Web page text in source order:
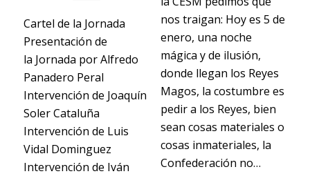
Cartel de la Jornada
Presentación de
la Jornada por Alfredo
Panadero Peral
Intervención de Joaquín
Soler Cataluña
Intervención de Luis
Vidal Dominguez
Intervención de Iván
nos traigan: Hoy es 5 de
enero, una noche
mágica y de ilusión,
donde llegan los Reyes
Magos, la costumbre es
pedir a los Reyes, bien
sean cosas materiales o
cosas inmateriales, la
Confederación no…